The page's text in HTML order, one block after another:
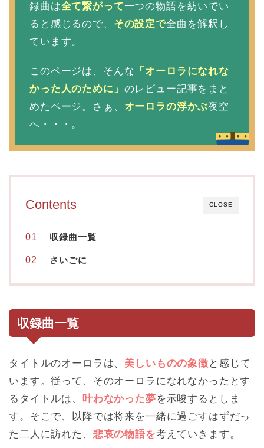
録曲は全て繋がって一つの物語を紡いでい
ると感じるので、 その設定で全曲を解釈し
ています。
このページは、そんな 「オーロラになれな
かった人のために」 のレビュー記事をまと
めたページ。さぁ、 オーロラの浮かぶ夜空
へ・・・。
CLOSE
Contents
収録曲一覧
さいごに
収録曲一覧
タイトルのオーロラは、 美しいものの象徴 と感じて
います。従って、そのオーロラになれなかったとす
るタイトルは、 叶わなかった夢を示唆するとしま
す。そこで、以降では将来を一緒に過ごすはずだっ
た二人に訪れた、 悲哀の物語を考えていきます。